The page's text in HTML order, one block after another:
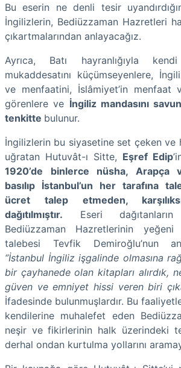
Bu eserin ne denli tesir
İngilizlerin, Bediüzzaman Hazretleri
çıkartmalarından anlayacağız.
Ayrıca, Batı hayranlığıyla
mukaddesatını küçümseyenlere,
ve menfaatini, İslâmiyet’in menfaat
görenlere ve İngiliz mandasını
tenkitte bulunur.
İngilizlerin bu siyasetine set çeken ve
uğratan Hutuvât-ı Sitte, Eşref Edip
1920’de binlerce nüsha, Arapça
basılıp İstanbul’un her tarafına
ücret talep etmeden,
dağıtılmıştır. Eseri
Bediüzzaman Hazretlerinin
talebesi Tevfik Demiroğlu’nun
‘’İstanbul İngiliz işgalinde olmasına
bir çayhanede olan kitapları alırdık,
güven ve emniyet hissi veren biri
İfadesinde bulunmuşlardır. Bu
kendilerine muhalefet eden
neşir ve fikirlerinin halk üzerindeki
derhal ondan kurtulma yollarını